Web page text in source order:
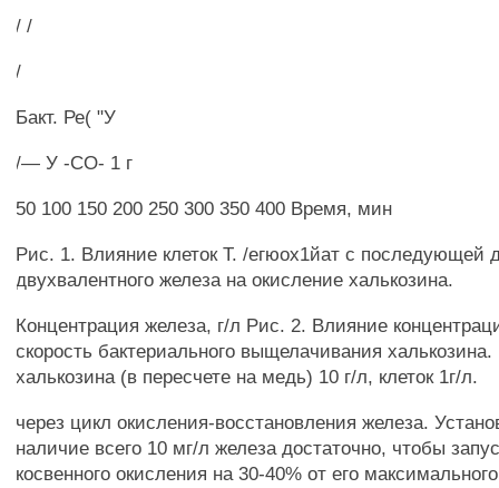
/ /
/
Бакт. Ре( "У
/— У -СО- 1 г
50 100 150 200 250 300 350 400 Время, мин
Рис. 1. Влияние клеток Т. /егюох1йат с последующей
двухвалентного железа на окисление халькозина.
Концентрация железа, г/л Рис. 2. Влияние
скорость бактериального выщелачивания
халькозина (в пересчете на медь) 10 г/л, клеток 1г/л.
через цикл окисления-восстановления железа.
наличие всего 10 мг/л железа достаточно, чтобы
косвенного окисления на 30-40% от его